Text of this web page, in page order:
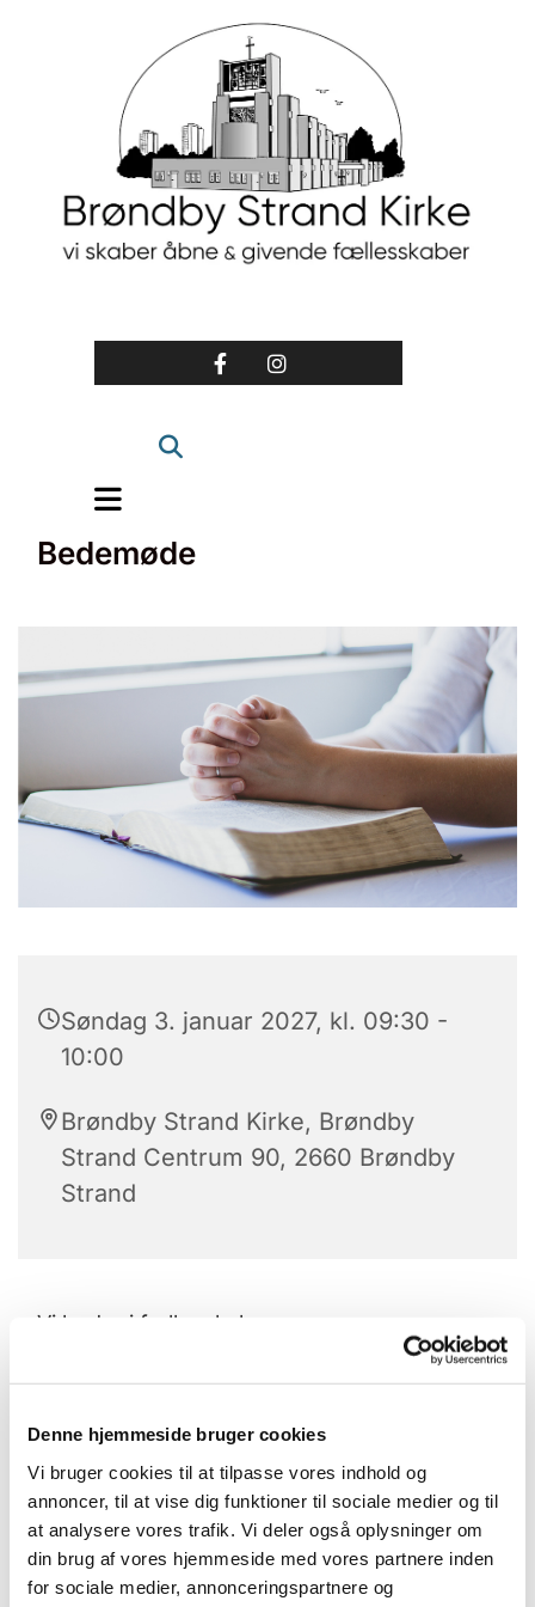
Denne hjemmeside bruger cookies
Vi bruger cookies til at tilpasse vores indhold og
annoncer, til at vise dig funktioner til sociale medier og til
at analysere vores trafik. Vi deler også oplysninger om
din brug af vores hjemmeside med vores partnere inden
for sociale medier, annonceringspartnere og
Bedemøde
Søndag 3. januar 2027, kl. 09:30 -
10:00
Brøndby Strand Kirke, Brøndby
Strand Centrum 90, 2660 Brøndby
Strand
Vi beder i fællesskab
med den styrke og lettelse det giver.
Sammen finder vi det, vi gerne vil bede om.
Det kan være personligt som f.eks. sygdom i
familien eller bekymringer.